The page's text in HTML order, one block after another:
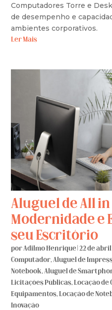
Computadores Torre e
de desempenho e
ambientes corporativos.
Ler Mais
Aluguel de All in
Modernidade e
seu Escritório
porAdilmo Henrique |22 de abril
Computador,Aluguel de
Notebook,Aluguel de
Licitações Públicas,Locação de
Equipamentos,Locação de
Inovação